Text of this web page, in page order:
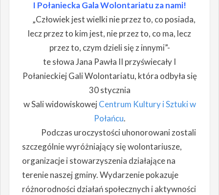
I Połaniecka Gala Wolontariatu za nami!
„Człowiek jest wielki nie przez to, co posiada,
lecz przez to kim jest, nie przez to, co ma, lecz
przez to, czym dzieli się z innymi”-
te słowa Jana Pawła II przyświecały I
Połanieckiej Gali Wolontariatu, która odbyła się
30 stycznia
w Sali widowiskowejCentrum Kultury i Sztuki w
Połańcu.
Podczas uroczystości uhonorowani zostali
szczególnie wyróżniający się wolontariusze,
organizacje i stowarzyszenia działające na
terenie naszej gminy. Wydarzenie pokazuje
różnorodności działań społecznych i aktywności